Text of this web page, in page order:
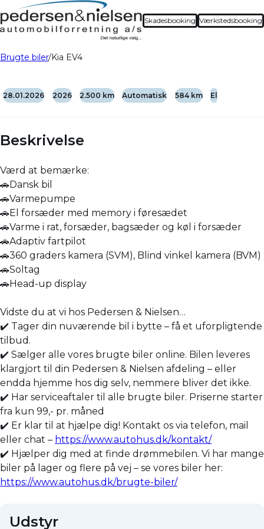
Skadesbooking Værkstedsbooking
Brugte biler Kia EV4
28.01.2026 2026 2.500 km Automatisk 584 km El
Beskrivelse
Værd at bemærke:
🚗Dansk bil
🚗Varmepumpe
🚗El forsæder med memory i føresædet
🚗Varme i rat, forsæder, bagsæder og køl i forsæder
🚗Adaptiv fartpilot
🚗360 graders kamera (SVM), Blind vinkel kamera (BVM)
🚗Soltag
🚗Head-up display
Vidste du at vi hos Pedersen & Nielsen…
✔️ Tager din nuværende bil i bytte – få et uforpligtende
tilbud.
✔️ Sælger alle vores brugte biler online. Bilen leveres
klargjort til din Pedersen & Nielsen afdeling – eller
endda hjemme hos dig selv, nemmere bliver det ikke.
✔️ Har serviceaftaler til alle brugte biler. Priserne starter
fra kun 99,- pr. måned
✔️ Er klar til at hjælpe dig! Kontakt os via telefon, mail
eller chat – https://www.autohus.dk/kontakt/
✔️ Hjælper dig med at finde drømmebilen. Vi har mange
biler på lager og flere på vej – se vores biler her:
https://www.autohus.dk/brugte-biler/
Udstyr